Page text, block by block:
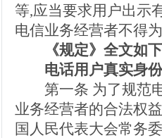
等,应当要求用户出示
电信业务经营者不得
《规定》全文如
电话用户真实身份
第一条 为了规范电
业务经营者的合法权
国人民代表大会常务